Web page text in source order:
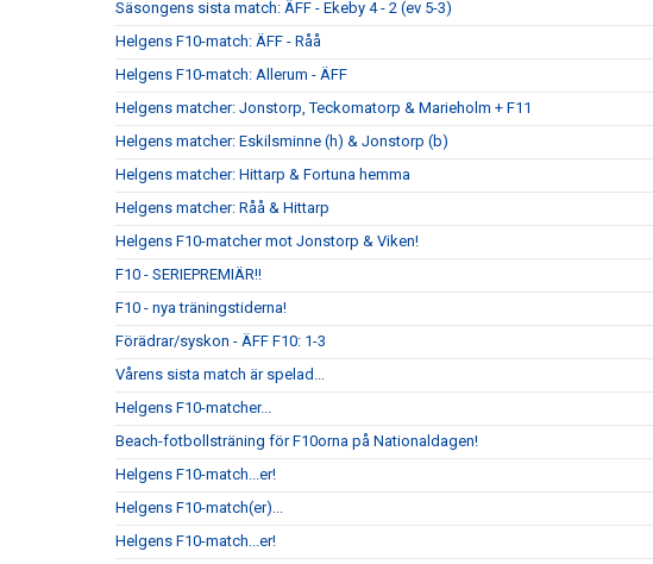
Säsongens sista match: ÄFF - Ekeby 4 - 2 (ev 5-3)
Helgens F10-match: ÄFF - Råå
Helgens F10-match: Allerum - ÄFF
Helgens matcher: Jonstorp, Teckomatorp & Marieholm + F11
Helgens matcher: Eskilsminne (h) & Jonstorp (b)
Helgens matcher: Hittarp & Fortuna hemma
Helgens matcher: Råå & Hittarp
Helgens F10-matcher mot Jonstorp & Viken!
F10 - SERIEPREMIÄR!!
F10 - nya träningstiderna!
Förädrar/syskon - ÄFF F10: 1-3
Vårens sista match är spelad...
Helgens F10-matcher...
Beach-fotbollsträning för F10orna på Nationaldagen!
Helgens F10-match...er!
Helgens F10-match(er)...
Helgens F10-match...er!